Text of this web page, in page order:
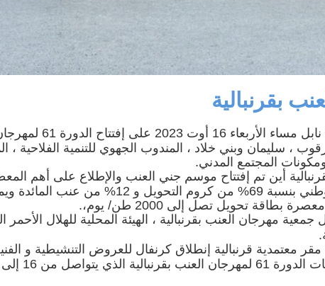
أشرفت السيدة صباح ملّاك والية نابل مساء
، سليمان وبني خلاد ، المندوب الجهوي للتنمية الفلاحية ،
المجتمع المدني.
أين تم إفتتاح موسم جني العنب والإطلاع على أهم
المتعلقة بهذا المجال الذي يساهم في الإنتاج الوطني بنسبة 69% من كروم التحويل
مهرجان العنب بقرنبالية ، الهيئة المحلية للهلال الأحمر
معتمدية قرنبالية إنطلاق كرنفال للعروض التنشيطية و